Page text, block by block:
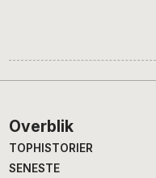
Footer
Overblik
TOPHISTORIER
SENESTE